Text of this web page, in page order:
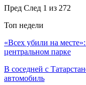
Пред След 1 из 272
Топ недели
«Всех убили на
центральном парке
В соседней с
автомобиль